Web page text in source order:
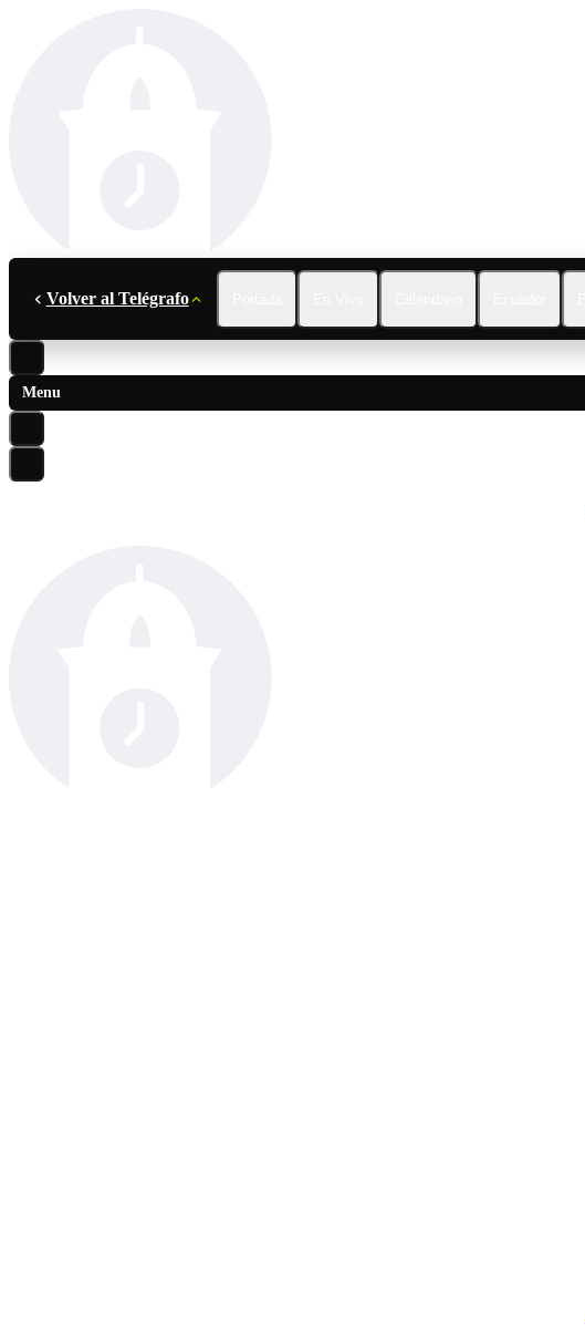
Volver al Telégrafo
Menu